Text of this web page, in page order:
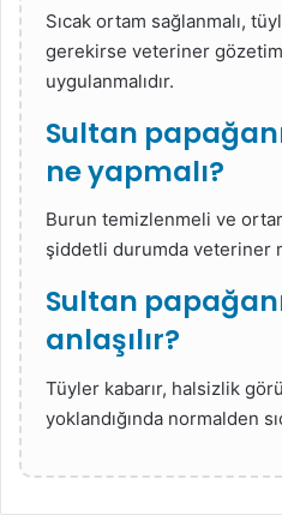
Sıcak ortam sağlanmalı,
gerekirse veteriner
uygulanmalıdır.
Sultan
ne yapmalı?
Burun temizlenmeli ve
şiddetli durumda veteriner
Sultan
anlaşılır?
Tüyler kabarır, halsizlik
yoklandığında normalden